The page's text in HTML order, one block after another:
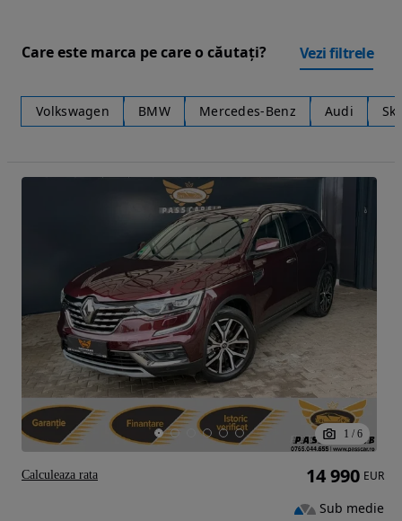
Care este marca pe care o căutați? Vezi filtrele
Volkswagen BMW Mercedes-Benz Audi
1 / 6
14 990 EUR
Sub medie
Calculeaza rata